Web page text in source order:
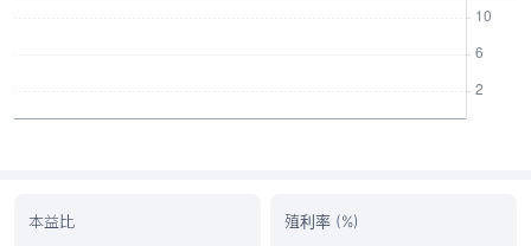
本益比 殖利率 (%)